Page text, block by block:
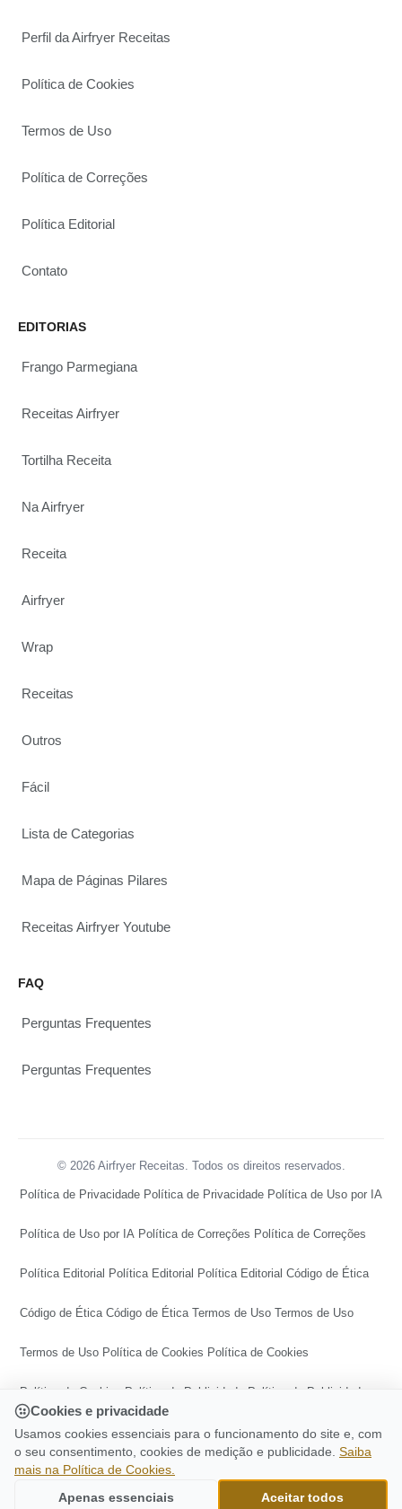
Perfil da Airfryer Receitas
Política de Cookies
Termos de Uso
Política de Correções
Política Editorial
Contato
EDITORIAS
Frango Parmegiana
Receitas Airfryer
Tortilha Receita
Na Airfryer
Receita
Airfryer
Wrap
Receitas
Outros
Fácil
Lista de Categorias
Mapa de Páginas Pilares
Receitas Airfryer Youtube
FAQ
Perguntas Frequentes
Perguntas Frequentes
© 2026 Airfryer Receitas. Todos os direitos reservados.
Política de Privacidade Política de Privacidade Política de Uso por IA
Política de Uso por IA Política de Correções Política de Correções
Política Editorial Política Editorial Política Editorial Código de Ética
Código de Ética Código de Ética Termos de Uso Termos de Uso
Termos de Uso Política de Cookies Política de Cookies
Política de Cookies Política de Publicidade Política de Publicidade
Política de Publicidade Central de Transparência
Central de Transparência Central de Transparência
Ir para o topo
Cookies e privacidade
Usamos cookies essenciais para o funcionamento do site e, com
o seu consentimento, cookies de medição e publicidade. Saiba
mais na Política de Cookies.
Apenas essenciais Aceitar todos
CONTINUE LENDO
Enroladinho De Banana Na Airfryer É